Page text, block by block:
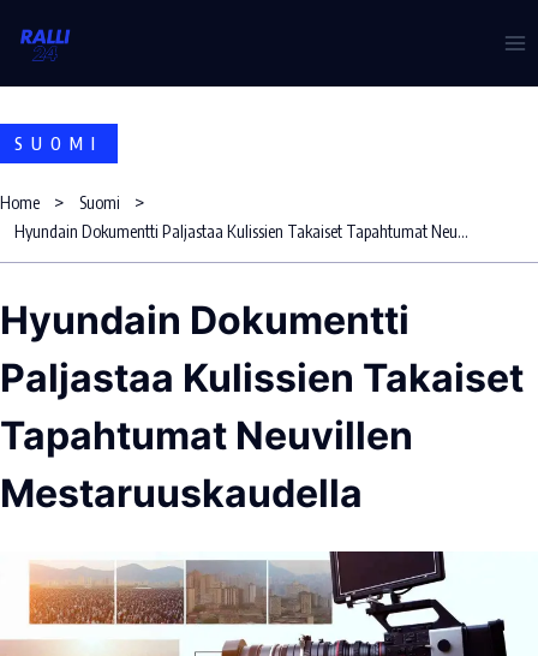
SUOMI
Home
Suomi
Hyundain Dokumentti Paljastaa Kulissien Takaiset Tapahtumat Neuvillen Mestaruuskaudella
Hyundain Dokumentti
Paljastaa Kulissien Takaiset
Tapahtumat Neuvillen
Mestaruuskaudella